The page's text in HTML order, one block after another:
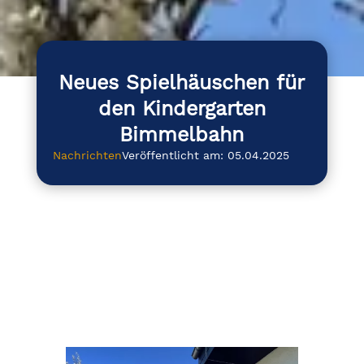
Neues Spielhäuschen für
den Kindergarten
Bimmelbahn
NachrichtenVeröffentlicht am: 05.04.2025